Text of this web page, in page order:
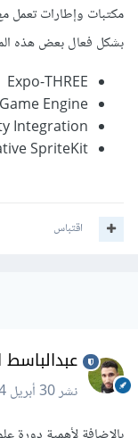
بشكل فعال بعض هذه
Expo-THREE
Engine
Integration
SpriteKit
اقتباس
عبدالباسط
نشر30 أبريل 2024